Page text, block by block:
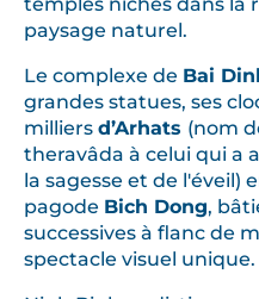
paysage naturel.
Le complexe de Bai
grandes statues, ses
milliers d’Arhats (nom
theravâda à celui qui a
la sagesse et de l'éveil)
pagode Bich Dong,
successives à flanc de
spectacle visuel unique.